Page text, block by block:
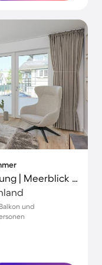
Voll ausgestattete Ferienwohnung | Meerblick | Strand in der Nähe
und